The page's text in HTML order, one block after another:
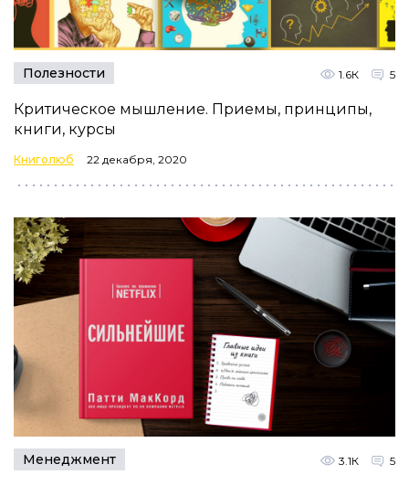
Полезности 1.6К 5
Критическое мышление. Приемы, принципы,
книги, курсы
Книголюб 22 декабря, 2020
Менеджмент 3.1К 5